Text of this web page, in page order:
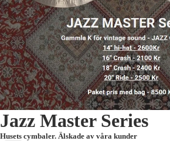
Jazz Master Series
Husets cymbaler. Älskade av våra kunder